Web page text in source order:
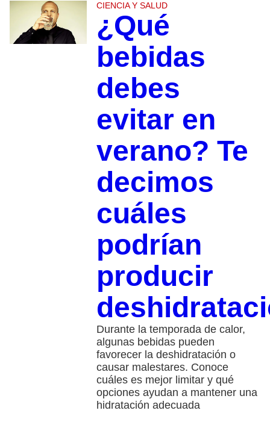
CIENCIA Y SALUD
¿Qué
bebidas
debes
evitar en
verano? Te
decimos
cuáles
podrían
producir
Durante la temporada de calor,
algunas bebidas pueden
favorecer la deshidratación o
causar malestares. Conoce
cuáles es mejor limitar y qué
opciones ayudan a mantener una
hidratación adecuada